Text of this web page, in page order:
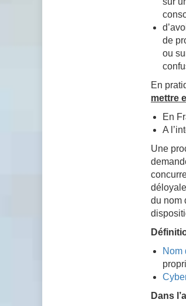
de
ou
En
mettre
En
A
Une
du nom
Nom
Dans